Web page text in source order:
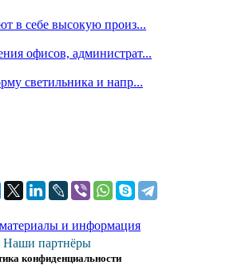
в себе высокую произ...
офисов, администрат...
светильника и напр...
Наши партнёры
конфиденциальности